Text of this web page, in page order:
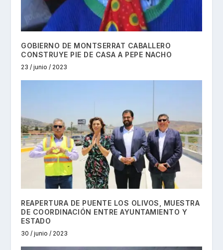
GOBIERNO DE MONTSERRAT CABALLERO
CONSTRUYE PIE DE CASA A PEPE NACHO
23 / junio / 2023
REAPERTURA DE PUENTE LOS OLIVOS, MUESTRA
DE COORDINACIÓN ENTRE AYUNTAMIENTO Y
ESTADO
30 / junio / 2023